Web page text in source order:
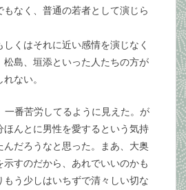
なく、普通の若者として演じら
くはそれに近い感情を演じなく
松島、垣添といった人たちの方が
ない。
一番苦労してるように見えた。が
ほんとに男性を愛するという気持
んだろうなと思った。まあ、大奥
すのだから、あれでいいのかも
もう少しはいちずで清々しい切な